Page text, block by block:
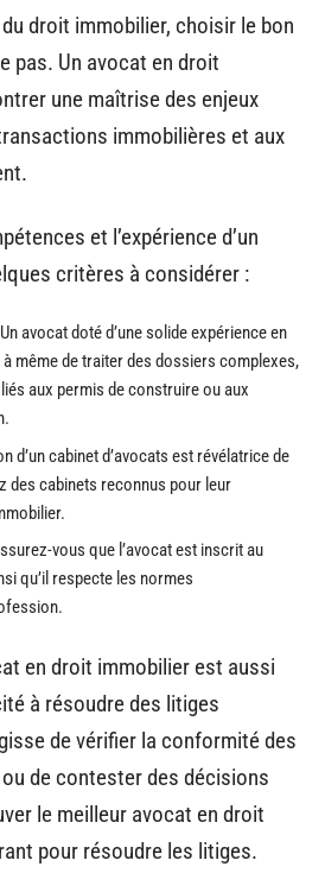
droit immobilier, choisir le bon
pas. Un avocat en droit
une maîtrise des enjeux
immobilières et aux
et l’expérience d’un
critères à considérer :
Un avocat doté d’une solide expérience en
même de traiter des dossiers complexes,
aux permis de construire ou aux
d’un cabinet d’avocats est révélatrice de
des cabinets reconnus pour leur
vous que l’avocat est inscrit au
qu’il respecte les normes
en droit immobilier est aussi
à résoudre des litiges
de vérifier la conformité des
de contester des décisions
le meilleur avocat en droit
pour résoudre les litiges.